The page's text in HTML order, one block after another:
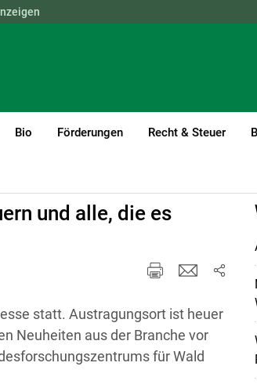
STMK
Bio Förderungen Recht & Steuer
und alle, die es
statt. Austragungsort ist heuer
Neuheiten aus der Branche vor
für Wald